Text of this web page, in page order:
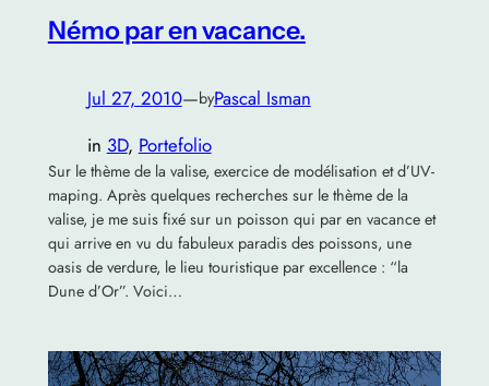
Némo par en vacance.
Jul 27, 2010—byPascal Isman
in 3D, Portefolio
Sur le thème de la valise, exercice de modélisation et d’UV-
maping. Après quelques recherches sur le thème de la
valise, je me suis fixé sur un poisson qui par en vacance et
qui arrive en vu du fabuleux paradis des poissons, une
oasis de verdure, le lieu touristique par excellence : “la
Dune d’Or”. Voici…